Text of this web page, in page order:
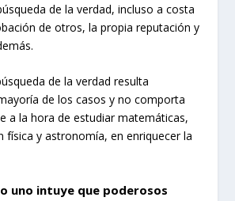
de la verdad, incluso a costa
de otros, la propia reputación y
de la verdad resulta
de los casos y no comporta
a la hora de estudiar matemáticas,
física y astronomía, en enriquecer la
uno intuye que poderosos